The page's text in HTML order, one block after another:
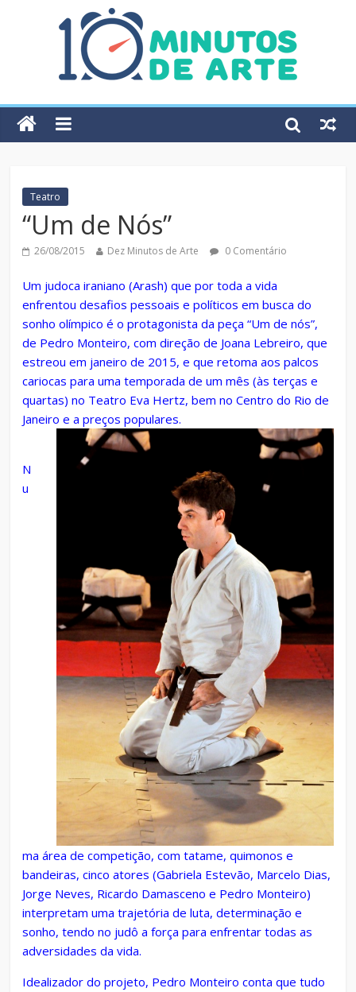
Teatro
“Um de Nós”
26/08/2015 Dez Minutos de Arte 0 Comentário
Um judoca iraniano (Arash) que por toda a vida
enfrentou desafios pessoais e políticos em busca do
sonho olímpico é o protagonista da peça “Um de nós”,
de Pedro Monteiro, com direção de Joana Lebreiro, que
estreou em janeiro de 2015, e que retoma aos palcos
cariocas para uma temporada de um mês (às terças e
quartas) no Teatro Eva Hertz, bem no Centro do Rio de
Janeiro e a preços populares.
N
u
ma área de competição, com tatame, quimonos e
bandeiras, cinco atores (Gabriela Estevão, Marcelo Dias,
Jorge Neves, Ricardo Damasceno e Pedro Monteiro)
interpretam uma trajetória de luta, determinação e
sonho, tendo no judô a força para enfrentar todas as
adversidades da vida.
Idealizador do projeto, Pedro Monteiro conta que tudo